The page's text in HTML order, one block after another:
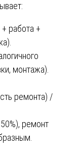
работа +
монтажа).
ремонта) /
ремонт